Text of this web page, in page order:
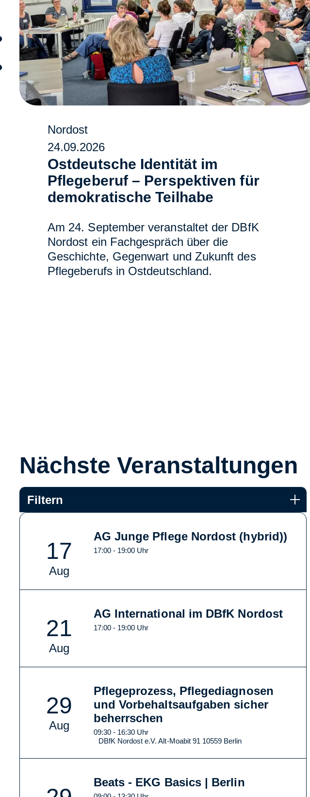
Nordost
24.09.2026
Ostdeutsche Identität im
Pflegeberuf – Perspektiven für
demokratische Teilhabe
Am 24. September veranstaltet der DBfK
Nordost ein Fachgespräch über die
Geschichte, Gegenwart und Zukunft des
Pflegeberufs in Ostdeutschland.
Nächste Veranstaltungen
Filtern
17
Aug
AG Junge Pflege Nordost (hybrid))
17:00 - 19:00 Uhr
21
Aug
AG International im DBfK Nordost
17:00 - 19:00 Uhr
29
Aug
Pflegeprozess, Pflegediagnosen
und Vorbehaltsaufgaben sicher
beherrschen
09:30 - 16:30 Uhr
DBfK Nordost e.V. Alt-Moabit 91 10559 Berlin
Beats - EKG Basics | Berlin